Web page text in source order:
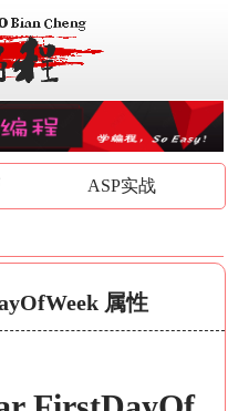
ASP实战
属性